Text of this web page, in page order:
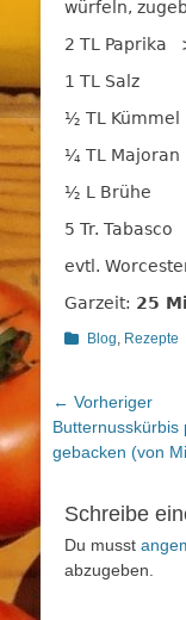
würfeln,
2 TL Paprika
1 TL Salz
½ TL Kümmel
¼ TL Majoran
½ L Brühe
5 Tr. Tabasco
evtl.
Garzeit: 25
Kategorien
Blog Rezepte
← Vorheriger
Vorheriger
Beitrag:
Butternusskürbis
gebacken (von
Schreibe
Du musst
abzugeben.